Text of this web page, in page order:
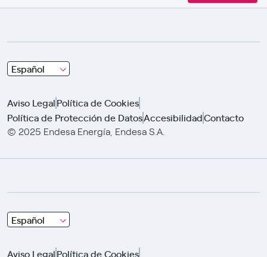
Español
Choose
and
using
arrows
Aviso LegalPolítica de Cookies
Política de Protección de DatosAccesibilidadContacto
© 2025 Endesa Energía, Endesa S.A.
Español
Choose
and
Aviso LegalPolítica de Cookies